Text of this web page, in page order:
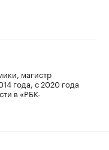
магистр
года, с 2020 года
в «РБК-